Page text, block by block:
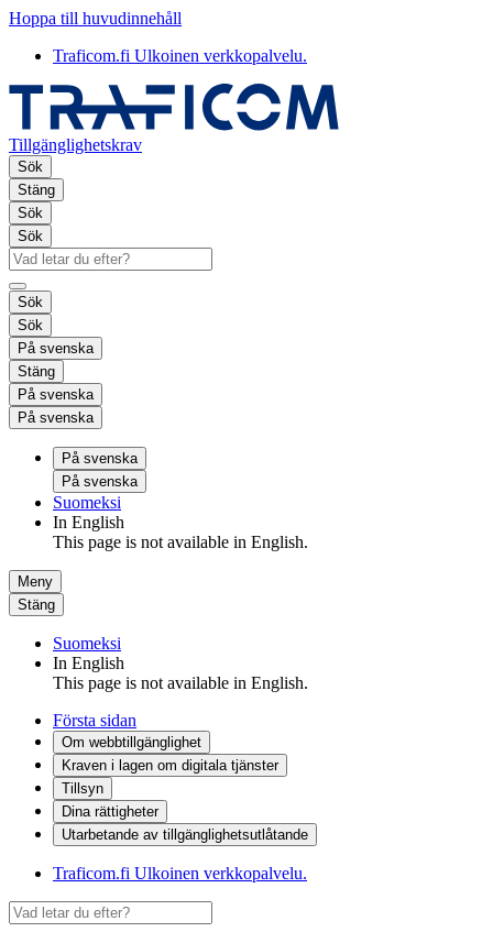
Hoppa till huvudinnehåll
Traficom.fi Ulkoinen verkkopalvelu.
Tillgänglighetskrav
Sök
Stäng
Sök
Sök
Sök
Sök
På svenska
Stäng
På svenska
På svenska
På svenska
På svenska
Suomeksi
In English
This page is not available in English.
Meny
Stäng
Suomeksi
In English
This page is not available in English.
Första sidan
Om webbtillgänglighet
Kraven i lagen om digitala tjänster
Tillsyn
Dina rättigheter
Utarbetande av tillgänglighets­utlåtande
Traficom.fi Ulkoinen verkkopalvelu.